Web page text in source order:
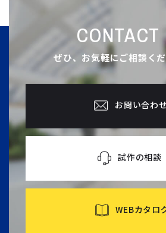
ぜひ、お気軽にご相談く
お問い合わせ
試作の相談
WEBカタロ